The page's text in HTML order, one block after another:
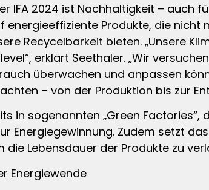
IFA 2024 ist Nachhaltigkeit – auch
energieeffiziente Produkte, die
Recycelbarkeit bieten. „Unsere
erklärt Seethaler. „Wir
überwachen und anpassen
– von der Produktion bis zur
in sogenannten „Green
Energiegewinnung. Zudem setzt
die Lebensdauer der Produkte zu
Energiewende